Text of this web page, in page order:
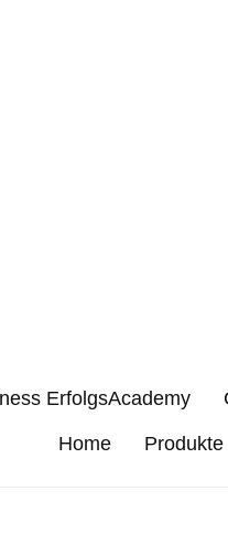
ErfolgsAcademy
Home Produkte